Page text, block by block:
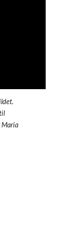
Maria